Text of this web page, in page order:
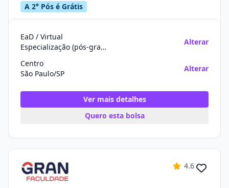
A 2° Pós é Grátis
EaD / Virtual
Especialização (pós-graduação)
Alterar
Centro
São Paulo/SP
Alterar
Ver mais detalhes
Quero esta bolsa
4.6